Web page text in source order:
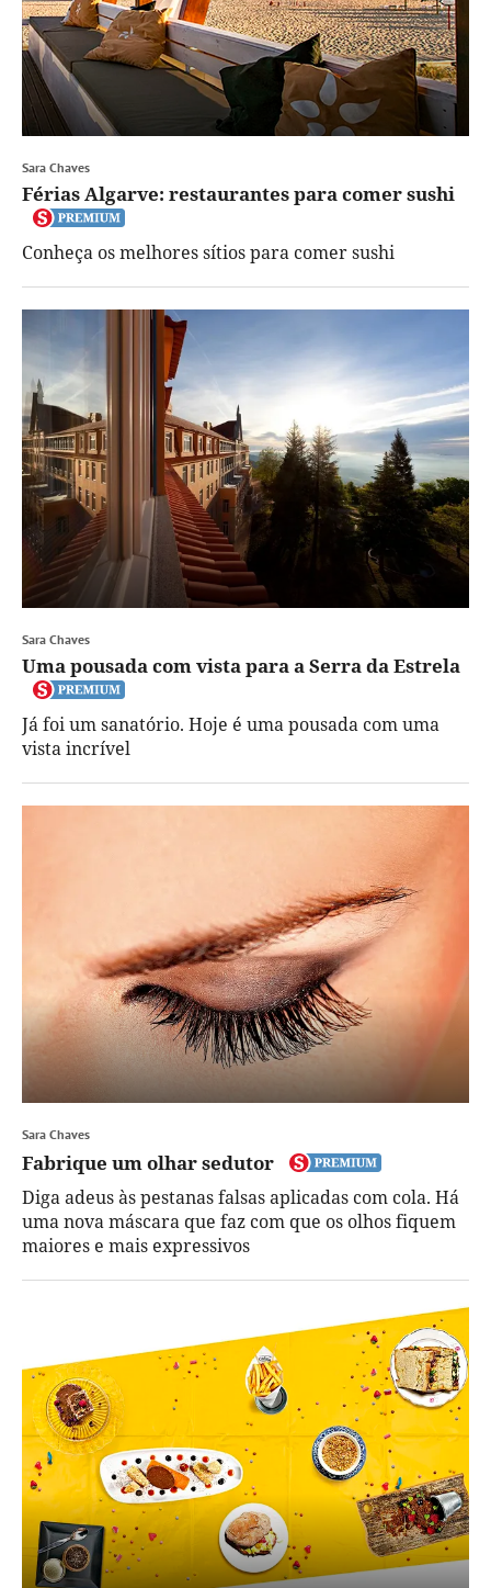
Sara Chaves
Férias Algarve: restaurantes para comer sushi
Conheça os melhores sítios para comer sushi
Sara Chaves
Uma pousada com vista para a Serra da Estrela
Já foi um sanatório. Hoje é uma pousada com uma
vista incrível
Sara Chaves
Fabrique um olhar sedutor
Diga adeus às pestanas falsas aplicadas com cola. Há
uma nova máscara que faz com que os olhos fiquem
maiores e mais expressivos